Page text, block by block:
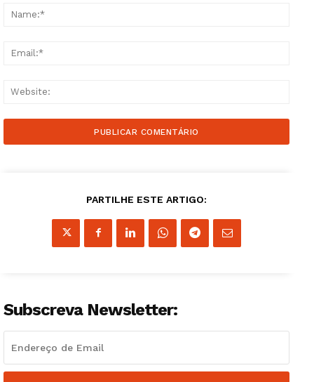
Guimarães, agora!
Edição Digital
Europa
Grande Entrevista
Publicidade
PARTILHE ESTE ARTIGO:
Subscreva Newsletter: